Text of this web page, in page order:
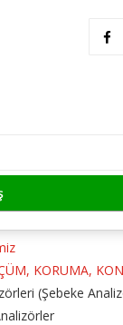
KORUMA,
(Şebeke